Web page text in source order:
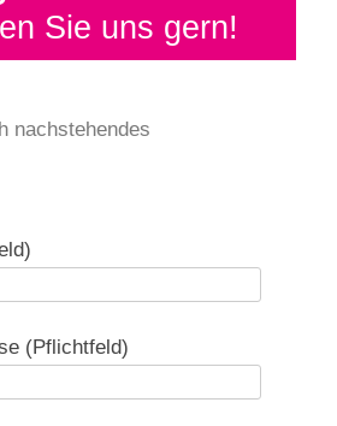
Sie uns gern!
nachstehendes
(Pflichtfeld)